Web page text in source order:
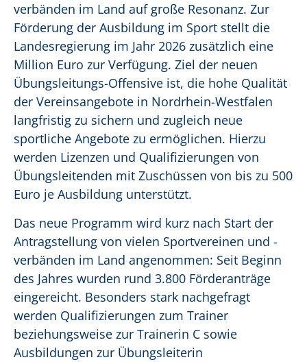
verbänden im Land auf große Resonanz. Zur
Förderung der Ausbildung im Sport stellt die
Landesregierung im Jahr 2026 zusätzlich eine
Million Euro zur Verfügung. Ziel der neuen
Übungsleitungs-Offensive ist, die hohe Qualität
der Vereinsangebote in Nordrhein-Westfalen
langfristig zu sichern und zugleich neue
sportliche Angebote zu ermöglichen. Hierzu
werden Lizenzen und Qualifizierungen von
Übungsleitenden mit Zuschüssen von bis zu 500
Euro je Ausbildung unterstützt.
Das neue Programm wird kurz nach Start der
Antragstellung von vielen Sportvereinen und -
verbänden im Land angenommen: Seit Beginn
des Jahres wurden rund 3.800 Förderanträge
eingereicht. Besonders stark nachgefragt
werden Qualifizierungen zum Trainer
beziehungsweise zur Trainerin C sowie
Ausbildungen zur Übungsleiterin